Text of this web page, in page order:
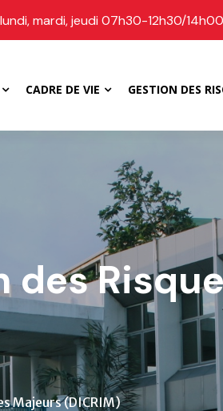
lundi, mardi, jeudi 07h30-12h30/
CADRE DE VIE GESTION DES
Majeurs (DICRIM)